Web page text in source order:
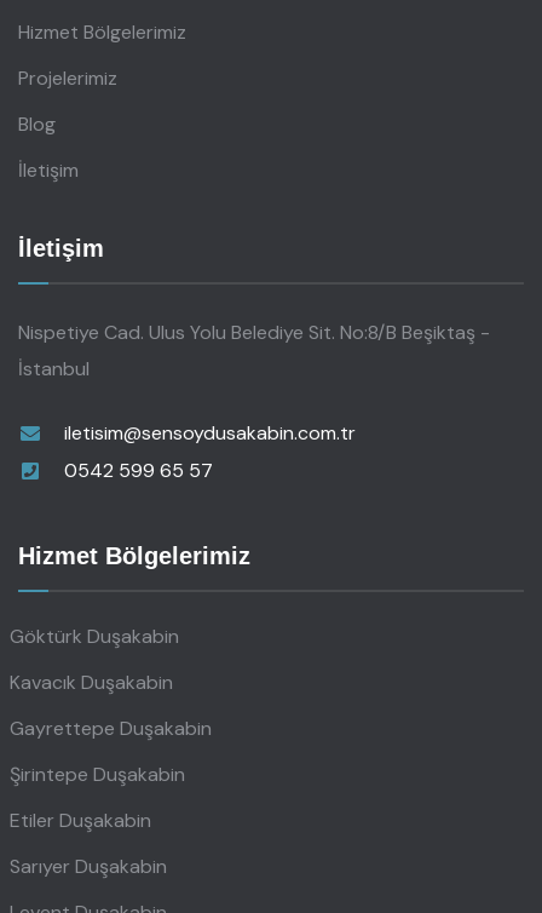
Hizmet Bölgelerimiz
Projelerimiz
Blog
İletişim
İletişim
Nispetiye Cad. Ulus Yolu Belediye Sit. No:8/B Beşiktaş -
İstanbul
iletisim@sensoydusakabin.com.tr
0542 599 65 57
Hizmet Bölgelerimiz
Göktürk Duşakabin
Kavacık Duşakabin
Gayrettepe Duşakabin
Şirintepe Duşakabin
Etiler Duşakabin
Sarıyer Duşakabin